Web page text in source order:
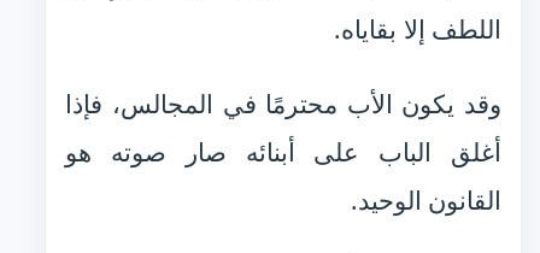
اللطف إلا بقاياه.
وقد يكون الأب محترمًا في المجالس، فإذا
أغلق الباب على أبنائه صار صوته هو
القانون الوحيد.